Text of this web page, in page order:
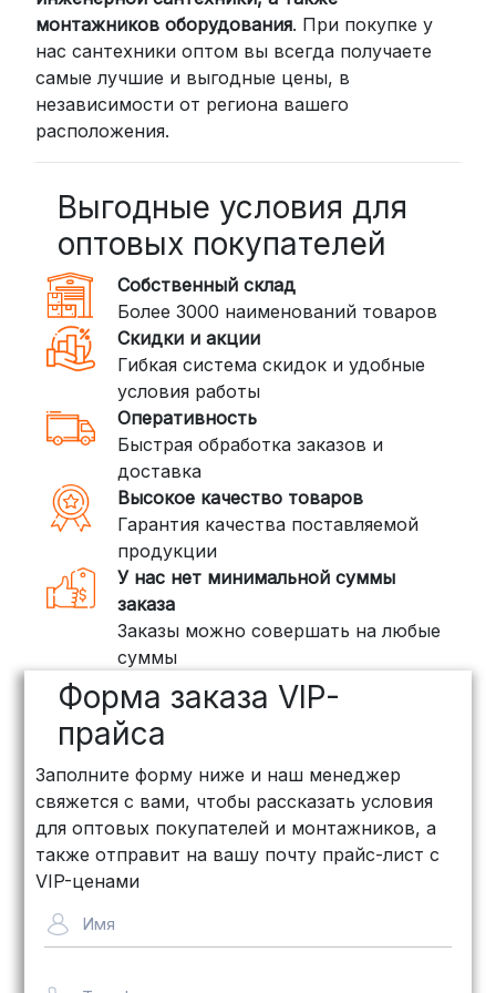
СДЭК: Выбирайте доставку до
пункта выдачи (от 2 дней) или
курьером до двери (от 3 дней).
Стоимость начинается от300
рублей
пунктов выдачи или курьером.
Сроки — от 2 дней, стоимость — от
350 рублей
DPD: Международная служба
доставки, которая работает и
внутри России. Сроки — от 2 дней,
стоимость — от 400 рублей
3. Доставка крупногабаритных грузов
(ПЭК, КИТ, Байкал Сервис)
Если ваш заказ включает большие или
тяжелые товары, мы рекомендуем
воспользоваться услугами компаний,
специализирующихся на доставке
грузов:
ПЭК: Сроки доставки — от 3 до 10
дней, стоимость рассчитывается
индивидуально (минимум
рублей
объемных заказов. Сроки — от 3
дней, стоимость — от500 рублей
Байкал Сервис: Идеально подходит
для крупногабаритных товаров.
рассчитывается индивидуально
монтажников оборудования. При покупке у
нас сантехники оптом вы всегда получаете
самые лучшие и выгодные цены, в
независимости от региона вашего
расположения.
Выгодные условия для
оптовых покупателей
Собственный склад
Более 3000 наименований товаров
Скидки и акции
Гибкая система скидок и удобные
условия работы
Оперативность
Быстрая обработка заказов и
доставка
Высокое качество товаров
Гарантия качества поставляемой
продукции
У нас нет минимальной суммы
заказа
Заказы можно совершать на любые
суммы
Форма заказа VIP-
прайса
Заполните форму ниже и наш менеджер
свяжется с вами, чтобы рассказать условия
для оптовых покупателей и монтажников, а
также отправит на вашу почту прайс-лист с
VIP-ценами
Имя